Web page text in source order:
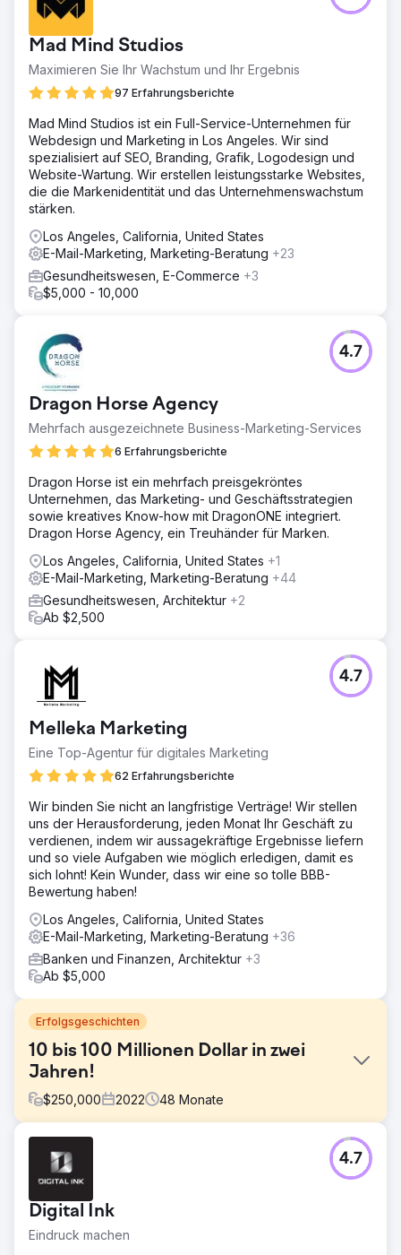
Mad Mind Studios
Maximieren Sie Ihr Wachstum und Ihr Ergebnis
97 Erfahrungsberichte
Mad Mind Studios ist ein Full-Service-Unternehmen für
Webdesign und Marketing in Los Angeles. Wir sind
spezialisiert auf SEO, Branding, Grafik, Logodesign und
Website-Wartung. Wir erstellen leistungsstarke Websites,
die die Markenidentität und das Unternehmenswachstum
stärken.
Los Angeles, California, United States
E-Mail-Marketing, Marketing-Beratung +23
Gesundheitswesen, E-Commerce +3
$5,000 - 10,000
Dragon Horse Agency
Mehrfach ausgezeichnete Business-Marketing-Services
6 Erfahrungsberichte
4.7
Dragon Horse ist ein mehrfach preisgekröntes
Unternehmen, das Marketing- und Geschäftsstrategien
sowie kreatives Know-how mit DragonONE integriert.
Dragon Horse Agency, ein Treuhänder für Marken.
Los Angeles, California, United States +1
E-Mail-Marketing, Marketing-Beratung +44
Gesundheitswesen, Architektur +2
Ab $2,500
Melleka Marketing
Eine Top-Agentur für digitales Marketing
62 Erfahrungsberichte
4.7
Wir binden Sie nicht an langfristige Verträge! Wir stellen
uns der Herausforderung, jeden Monat Ihr Geschäft zu
verdienen, indem wir aussagekräftige Ergebnisse liefern
und so viele Aufgaben wie möglich erledigen, damit es
sich lohnt! Kein Wunder, dass wir eine so tolle BBB-
Bewertung haben!
Los Angeles, California, United States
E-Mail-Marketing, Marketing-Beratung +36
Banken und Finanzen, Architektur +3
Ab $5,000
Erfolgsgeschichten
10 bis 100 Millionen Dollar in zwei
Jahren!
$250,000 2022 48 Monate
Der Kunde von Rothbright wollte seinen digitalen
Fußabdruck verbessern, um das Wachstum
voranzutreiben und sein Geschäft zu skalieren.
HERAUSFORDERUNGEN: - Begrenzte Lead-Generierung
und Konversionsraten. - Ineffektive Marketingstrategien. -
Digital Ink
Eindruck machen
4.7